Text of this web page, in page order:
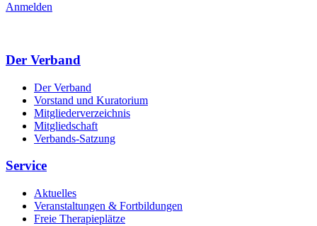
Anmelden
Der Verband
Der Verband
Vorstand und Kuratorium
Mitgliederverzeichnis
Mitgliedschaft
Verbands-Satzung
Service
Aktuelles
Veranstaltungen & Fortbildungen
Freie Therapieplätze